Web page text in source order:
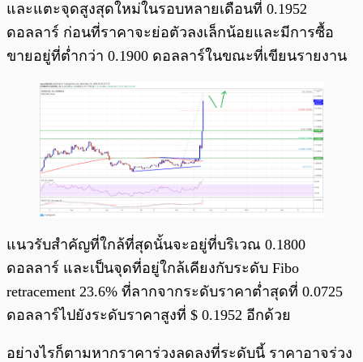
และแตะจุดสูงสุดใหม่ในรอบหลายเดือนที่ 0.1952
ดอลลาร์ ก่อนที่ราคาจะย่อตัวลงเล็กน้อยและมีการซื้อ
ขายอยู่ที่ต่ำกว่า 0.1900 ดอลลาร์ในขณะที่เขียนรายงาน
แนวรับสำคัญที่ใกล้ที่สุดนั้นจะอยู่ที่บริเวณ 0.1800
ดอลลาร์ และเป็นจุดที่อยู่ใกล้เคียงกับระดับ Fibo
retracement 23.6% ที่ลากจากระดับราคาต่ำสุดที่ 0.0725
ดอลลาร์ไปยังระดับราคาสูงที่ $ 0.1952 อีกด้วย
อย่างไรก็ตามหากราคาร่วงลดลงที่ระดับนี้ ราคาอาจร่วง